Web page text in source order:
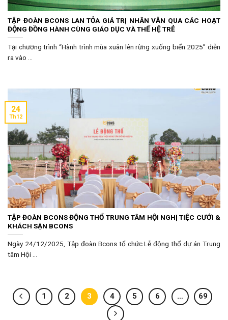
TẬP ĐOÀN BCONS LAN TỎA GIÁ TRỊ NHÂN VĂN QUA CÁC HOẠT
ĐỘNG ĐỒNG HÀNH CÙNG GIÁO DỤC VÀ THẾ HỆ TRẺ
Tại chương trình “Hành trình mùa xuân lên rừng xuống biển 2025” diễn
ra vào ...
TẬP ĐOÀN BCONS ĐỘNG THỔ TRUNG TÂM HỘI NGHỊ TIỆC CƯỚI &
KHÁCH SẠN BCONS
Ngày 24/12/2025, Tập đoàn Bcons tổ chức Lễ động thổ dự án Trung
tâm Hội ...
24
Th12
1 2 3 4 5 6 … 69